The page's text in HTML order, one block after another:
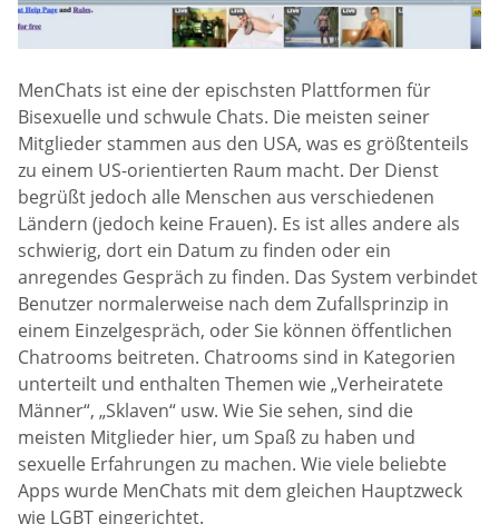
MenChats ist eine der epischsten Plattformen für
Bisexuelle und schwule Chats. Die meisten seiner
Mitglieder stammen aus den USA, was es größtenteils
zu einem US-orientierten Raum macht. Der Dienst
begrüßt jedoch alle Menschen aus verschiedenen
Ländern (jedoch keine Frauen). Es ist alles andere als
schwierig, dort ein Datum zu finden oder ein
anregendes Gespräch zu finden. Das System verbindet
Benutzer normalerweise nach dem Zufallsprinzip in
einem Einzelgespräch, oder Sie können öffentlichen
Chatrooms beitreten. Chatrooms sind in Kategorien
unterteilt und enthalten Themen wie „Verheiratete
Männer“, „Sklaven“ usw. Wie Sie sehen, sind die
meisten Mitglieder hier, um Spaß zu haben und
sexuelle Erfahrungen zu machen. Wie viele beliebte
Apps wurde MenChats mit dem gleichen Hauptzweck
wie LGBT eingerichtet.